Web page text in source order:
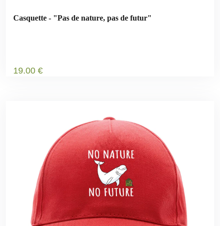
Casquette - "Pas de nature, pas de futur"
19.00 €